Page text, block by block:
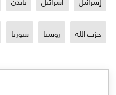
حزب الله روسيا سوريا